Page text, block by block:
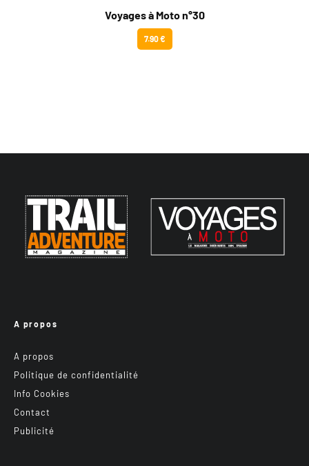
Voyages à Moto n°30
7.90 €
A propos
A propos
Politique de confidentialité
Info Cookies
Contact
Publicité